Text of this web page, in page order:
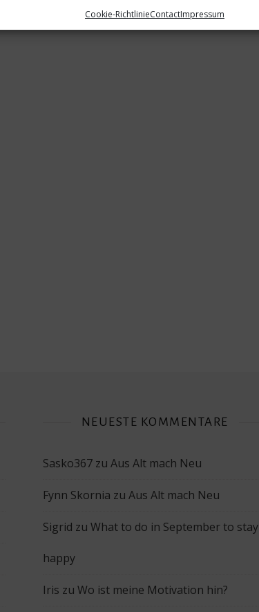
Cookie-RichtlinieContactImpressum
NEUESTE KOMMENTARE
Sasko367 zu Aus Alt mach Neu
Fynn Skornia zu Aus Alt mach Neu
Sigrid zu What to do in September to stay
happy
Iris zu Wo ist meine Motivation hin?